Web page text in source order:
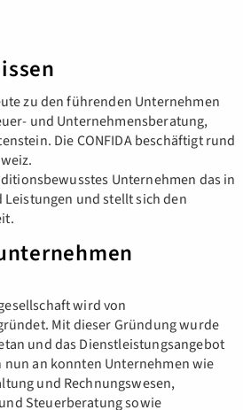
zu den führenden Unternehmen
und Unternehmensberatung,
Die CONFIDA beschäftigt rund
Unternehmen das in
und stellt sich den
wird von
Mit dieser Gründung wurde
und das Dienstleistungsangebot
an konnten Unternehmen wie
und Rechnungswesen,
Steuerberatung sowie